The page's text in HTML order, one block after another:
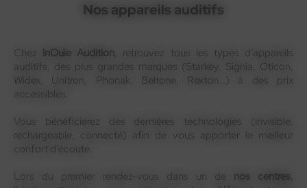
Nos appareils auditifs
Chez InOuïe Audition, retrouvez tous les types d’appareils
auditifs, des plus grandes marques (Starkey, Signia, Oticon,
Widex, Unitron, Phonak, Beltone, Rexton…) à des prix
accessibles.
Vous bénéficierez des dernières technologies (invisible,
rechargeable, connecté) afin de vous apporter le meilleur
confort d’écoute.
Lors du premier rendez-vous dans un de nos centres,